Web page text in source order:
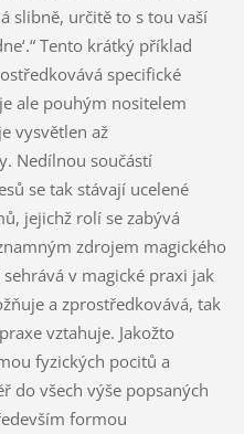
slibně, určitě to s tou vaší
Tento krátký příklad
specifické
ale pouhým nositelem
vysvětlen až
Nedílnou součástí
se tak stávají ucelené
jejichž rolí se zabývá
zdrojem magického
v magické praxi jak
a zprostředkovává, tak
vztahuje. Jakožto
fyzických pocitů a
do všech výše popsaných
formou